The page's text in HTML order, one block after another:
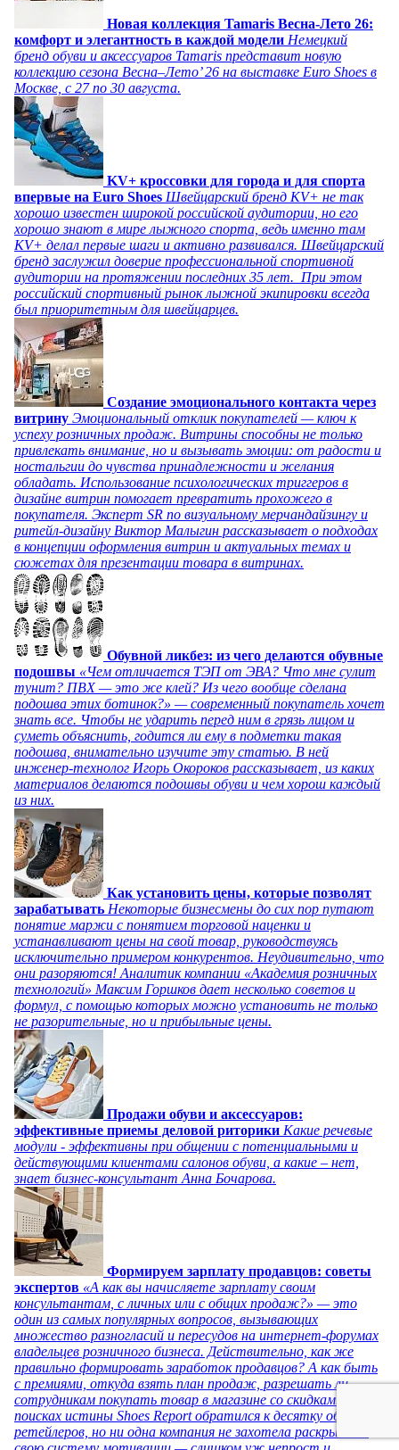
Новая коллекция Tamaris Весна-Лето 26:
комфорт и элегантность в каждой модели Немецкий
бренд обуви и аксессуаров Tamaris представит новую
коллекцию сезона Весна–Лето’ 26 на выставке Euro Shoes в
Москве, с 27 по 30 августа.
KV+ кроссовки для города и для спорта
впервые на Euro Shoes Швейцарский бренд KV+ не так
хорошо известен широкой российской аудитории, но его
хорошо знают в мире лыжного спорта, ведь именно там
KV+ делал первые шаги и активно развивался. Швейцарский
бренд заслужил доверие профессиональной спортивной
аудитории на протяжении последних 35 лет. При этом
российский спортивный рынок лыжной экипировки всегда
был приоритетным для швейцарцев.
Создание эмоционального контакта через
витрину Эмоциональный отклик покупателей — ключ к
успеху розничных продаж. Витрины способны не только
привлекать внимание, но и вызывать эмоции: от радости и
ностальгии до чувства принадлежности и желания
обладать. Использование психологических триггеров в
дизайне витрин помогает превратить прохожего в
покупателя. Эксперт SR по визуальному мерчандайзингу и
ритейл-дизайну Виктор Малыгин рассказывает о подходах
в концепции оформления витрин и актуальных темах и
сюжетах для презентации товара в витринах.
Обувной ликбез: из чего делаются обувные
подошвы «Чем отличается ТЭП от ЭВА? Что мне сулит
тунит? ПВХ — это же клей? Из чего вообще сделана
подошва этих ботинок?» — современный покупатель хочет
знать все. Чтобы не ударить перед ним в грязь лицом и
суметь объяснить, годится ли ему в подметки такая
подошва, внимательно изучите эту статью. В ней
инженер-технолог Игорь Окороков рассказывает, из каких
материалов делаются подошвы обуви и чем хорош каждый
из них.
Как установить цены, которые позволят
зарабатывать Некоторые бизнесмены до сих пор путают
понятие маржи с понятием торговой наценки и
устанавливают цены на свой товар, руководствуясь
исключительно примером конкурентов. Неудивительно, что
они разоряются! Аналитик компании «Академия розничных
технологий» Максим Горшков дает несколько советов и
формул, с помощью которых можно установить не только
не разорительные, но и прибыльные цены.
Продажи обуви и аксессуаров:
эффективные приемы деловой риторики Какие речевые
модули - эффективны при общении с потенциальными и
действующими клиентами салонов обуви, а какие – нет,
знает бизнес-консультант Анна Бочарова.
Формируем зарплату продавцов: советы
экспертов «А как вы начисляете зарплату своим
консультантам, с личных или с общих продаж?» — это
один из самых популярных вопросов, вызывающих
множество разногласий и пересудов на интернет-форумах
владельцев розничного бизнеса. Действительно, как же
правильно формировать заработок продавцов? А как быть
с премиями, откуда взять план продаж, разрешать ли
сотрудникам покупать товар в магазине со скидками? В
поисках истины Shoes Report обратился к десятку обувных
ретейлеров, но ни одна компания не захотела раскрывать